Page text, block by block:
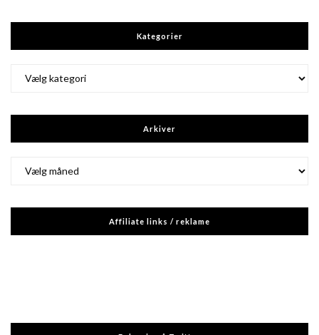
Kategorier
Arkiver
Affiliate links / reklame